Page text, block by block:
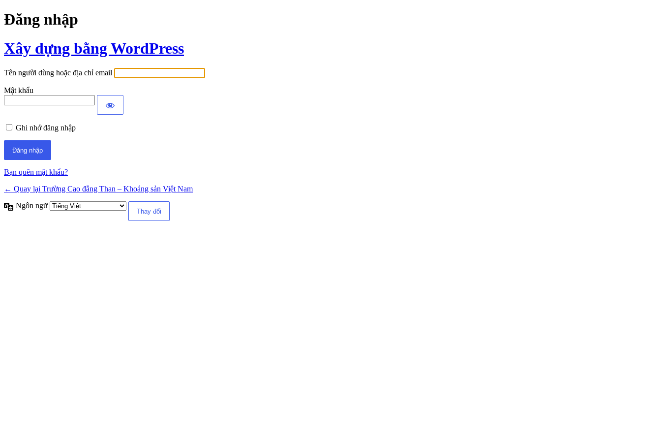
Đăng nhập
Xây dựng bằng WordPress
Tên người dùng hoặc địa chỉ email
Mật khẩu
Ghi nhớ đăng nhập
Bạn quên mật khẩu?
← Quay lại Trường Cao đẳng Than – Khoáng sản Việt Nam
Ngôn ngữ